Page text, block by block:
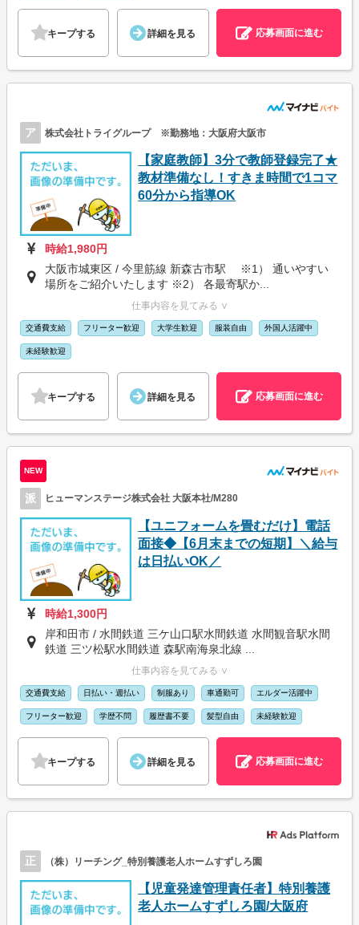
キープする 詳細を見る 応募画面に進む
ア 株式会社トライグループ ※勤務地：大阪府大阪市
【家庭教師】3分で教師登録完了★
教材準備なし！すきま時間で1コマ
60分から指導OK
時給1,980円
大阪市城東区 / 今里筋線 新森古市駅 ※1） 通いやすい
場所をご紹介いたします ※2） 各最寄駅か...
仕事内容を見てみる ∨
交通費支給 フリーター歓迎 大学生歓迎 服装自由 外国人活躍中
未経験歓迎
キープする 詳細を見る 応募画面に進む
NEW
派 ヒューマンステージ株式会社 大阪本社/M280
【ユニフォームを畳むだけ】電話
面接◆【6月末までの短期】＼給与
は日払いOK／
時給1,300円
岸和田市 / 水間鉄道 三ケ山口駅水間鉄道 水間観音駅水間
鉄道 三ツ松駅水間鉄道 森駅南海泉北線 ...
仕事内容を見てみる ∨
交通費支給 日払い・週払い 制服あり 車通勤可 エルダー活躍中
フリーター歓迎 学歴不問 履歴書不要 髪型自由 未経験歓迎
キープする 詳細を見る 応募画面に進む
正 （株）リーチング_特別養護老人ホームすずしろ園
【児童発達管理責任者】特別養護
老人ホームすずしろ園/大阪府